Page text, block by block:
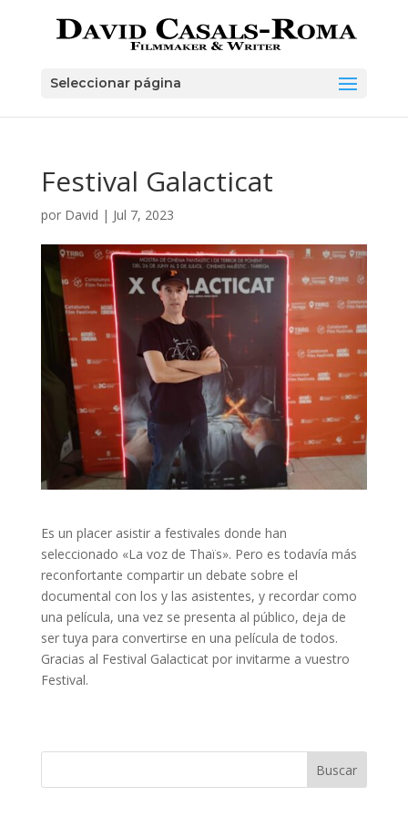
Seleccionar página
Festival Galacticat
por David | Jul 7, 2023
Es un placer asistir a festivales donde han
seleccionado «La voz de Thaïs». Pero es todavía más
reconfortante compartir un debate sobre el
documental con los y las asistentes, y recordar como
una película, una vez se presenta al público, deja de
ser tuya para convertirse en una película de todos.
Gracias al Festival Galacticat por invitarme a vuestro
Festival.
Buscar